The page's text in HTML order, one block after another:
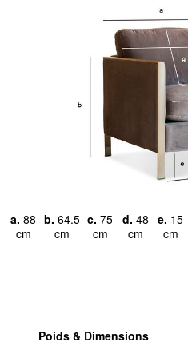
a. 88
cm
b. 64.5
cm
c. 75
cm
d. 48
cm
e. 15
cm
Poids & Dimensions